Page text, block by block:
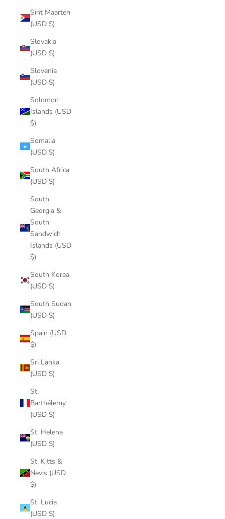
Sint Maarten
(USD $)
Slovakia
(USD $)
Slovenia
(USD $)
Solomon
Islands (USD
$)
Somalia
(USD $)
South Africa
(USD $)
South
Georgia &
South
Sandwich
Islands (USD
$)
South Korea
(USD $)
South Sudan
(USD $)
Spain (USD
$)
Sri Lanka
(USD $)
St.
Barthélemy
(USD $)
St. Helena
(USD $)
St. Kitts &
Nevis (USD
$)
St. Lucia
(USD $)